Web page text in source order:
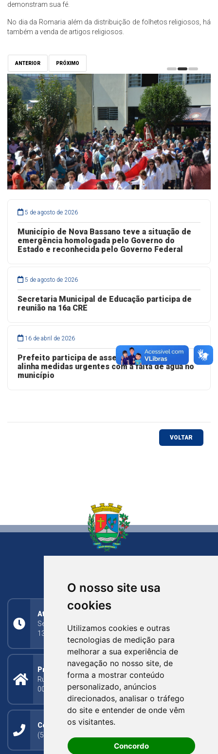
O nosso site usa
cookies
Utilizamos cookies e outras
tecnologias de medição para
melhorar a sua experiência de
navegação no nosso site, de
forma a mostrar conteúdo
personalizado, anúncios
direcionados, analisar o tráfego
do site e entender de onde vêm
os visitantes.
Concordo
demonstram sua fé.
No dia da Romaria além da distribuição de folhetos religiosos, há
também a venda de artigos religiosos.
ANTERIOR PRÓXIMO
5 de agosto de 2026
Município de Nova Bassano teve a situação de
emergência homologada pelo Governo do
Estado e reconhecida pelo Governo Federal
5 de agosto de 2026
Secretaria Municipal de Educação participa de
reunião na 16a CRE
16 de abril de 2026
Prefeito participa de assembleia do CISGA e
alinha medidas urgentes com a falta de água no
município
VOLTAR
Atendimento
Segunda a Sexta: 8h às 11h30min (manhã);
13h30min às 17h (tarde)
Prefeitura Municipal
Rua Silva Jardim, 505 - Bairro Centro - CEP: 95340-
000
Contato
(54) 3273-1649 ou (54) 3273-1150